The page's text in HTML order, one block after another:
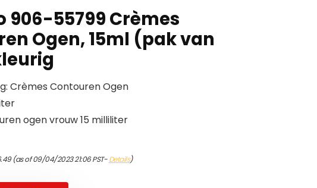
906-55799 Crèmes
Ogen, 15ml (pak van
Crèmes Contouren Ogen
ogen vrouw 15 milliliter
(as of 09/04/2023 21:06 PST-Details)